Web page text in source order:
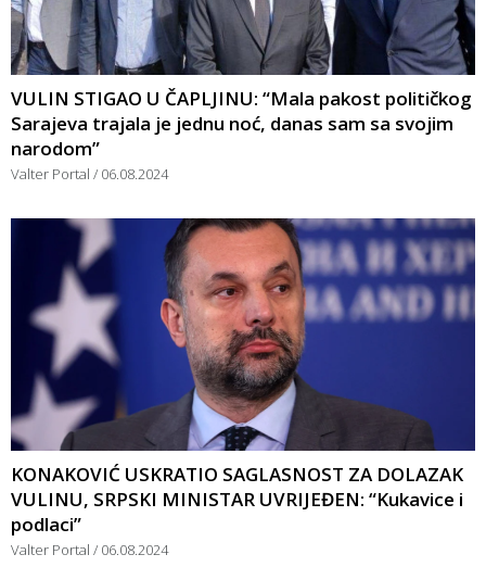
VULIN STIGAO U ČAPLJINU: “Mala pakost političkog
Sarajeva trajala je jednu noć, danas sam sa svojim
narodom”
Valter Portal 06.08.2024
KONAKOVIĆ USKRATIO SAGLASNOST ZA DOLAZAK
VULINU, SRPSKI MINISTAR UVRIJEĐEN: “Kukavice i
podlaci”
Valter Portal 06.08.2024